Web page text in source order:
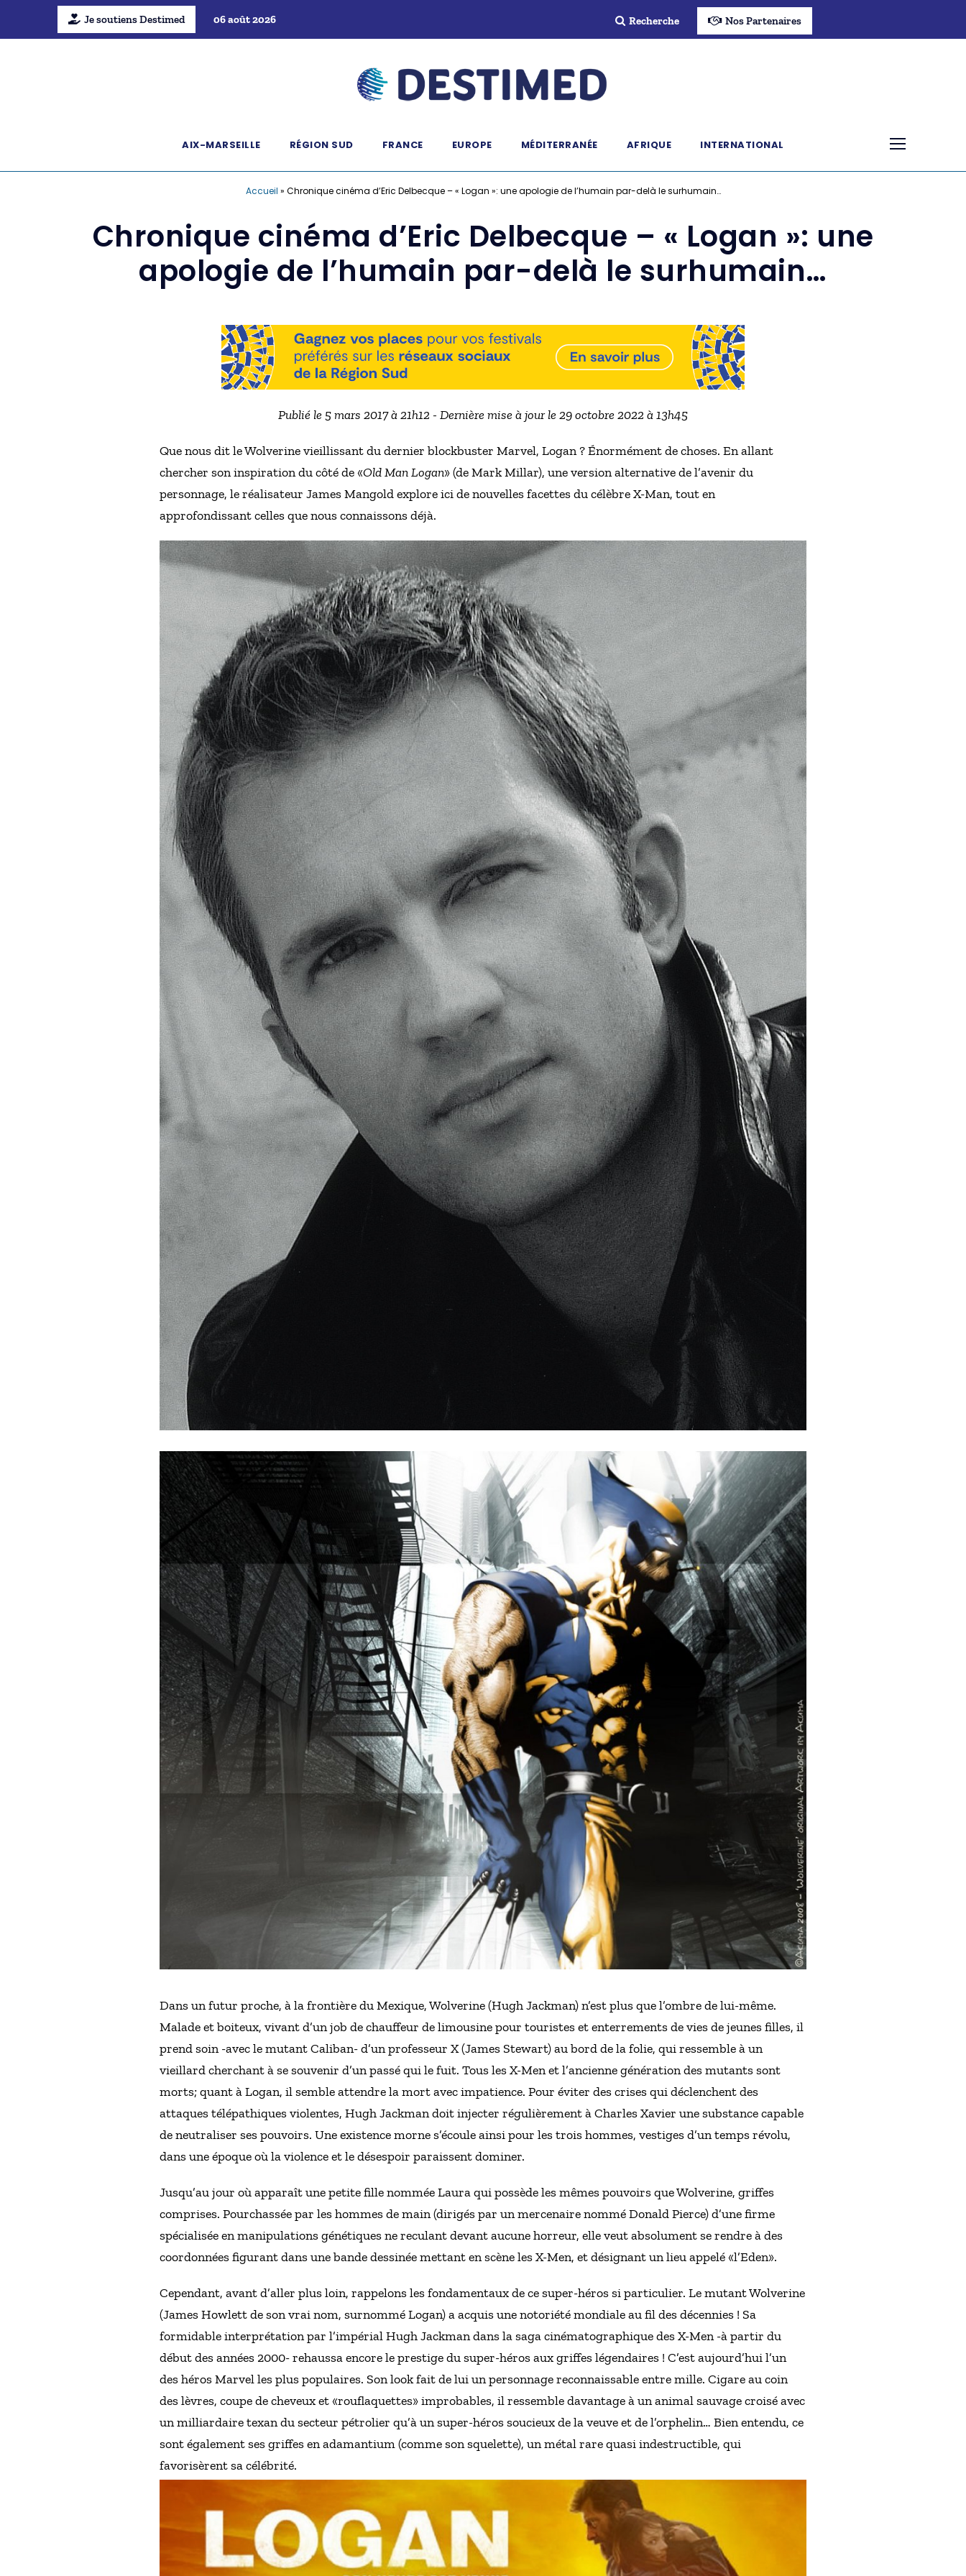
Je soutiens Destimed 06 août 2026 Recherche Nos Partenaires
AIX-MARSEILLE RÉGION SUD FRANCE EUROPE MÉDITERRANÉE AFRIQUE INTERNATIONAL
Accueil » Chronique cinéma d’Eric Delbecque – « Logan »: une apologie de l’humain par-delà le surhumain…
Chronique cinéma d’Eric Delbecque – « Logan »: une
apologie de l’humain par-delà le surhumain…
Publié le 5 mars 2017 à 21h12 - Dernière mise à jour le 29 octobre 2022 à 13h45
Que nous dit le Wolverine vieillissant du dernier blockbuster Marvel, Logan ? Énormément de choses. En allant
chercher son inspiration du côté de «Old Man Logan» (de Mark Millar), une version alternative de l’avenir du
personnage, le réalisateur James Mangold explore ici de nouvelles facettes du célèbre X-Man, tout en
approfondissant celles que nous connaissons déjà.
Dans un futur proche, à la frontière du Mexique, Wolverine (Hugh Jackman) n’est plus que l’ombre de lui-même.
Malade et boiteux, vivant d’un job de chauffeur de limousine pour touristes et enterrements de vies de jeunes filles, il
prend soin -avec le mutant Caliban- d’un professeur X (James Stewart) au bord de la folie, qui ressemble à un
vieillard cherchant à se souvenir d’un passé qui le fuit. Tous les X-Men et l’ancienne génération des mutants sont
morts; quant à Logan, il semble attendre la mort avec impatience. Pour éviter des crises qui déclenchent des
attaques télépathiques violentes, Hugh Jackman doit injecter régulièrement à Charles Xavier une substance capable
de neutraliser ses pouvoirs. Une existence morne s’écoule ainsi pour les trois hommes, vestiges d’un temps révolu,
dans une époque où la violence et le désespoir paraissent dominer.
Jusqu’au jour où apparaît une petite fille nommée Laura qui possède les mêmes pouvoirs que Wolverine, griffes
comprises. Pourchassée par les hommes de main (dirigés par un mercenaire nommé Donald Pierce) d’une firme
spécialisée en manipulations génétiques ne reculant devant aucune horreur, elle veut absolument se rendre à des
coordonnées figurant dans une bande dessinée mettant en scène les X-Men, et désignant un lieu appelé «l’Eden».
Cependant, avant d’aller plus loin, rappelons les fondamentaux de ce super-héros si particulier. Le mutant Wolverine
(James Howlett de son vrai nom, surnommé Logan) a acquis une notoriété mondiale au fil des décennies ! Sa
formidable interprétation par l’impérial Hugh Jackman dans la saga cinématographique des X-Men -à partir du
début des années 2000- rehaussa encore le prestige du super-héros aux griffes légendaires ! C’est aujourd’hui l’un
des héros Marvel les plus populaires. Son look fait de lui un personnage reconnaissable entre mille. Cigare au coin
des lèvres, coupe de cheveux et «rouflaquettes» improbables, il ressemble davantage à un animal sauvage croisé avec
un milliardaire texan du secteur pétrolier qu’à un super-héros soucieux de la veuve et de l’orphelin… Bien entendu, ce
sont également ses griffes en adamantium (comme son squelette), un métal rare quasi indestructible, qui
favorisèrent sa célébrité.